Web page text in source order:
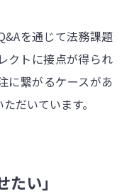
を通じて法務課題
クトに接点が得られ
に繋がるケースがあ
だいています。
い」